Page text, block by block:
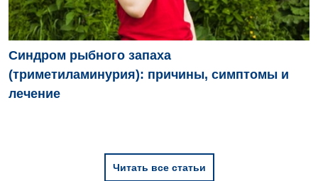
Синдром рыбного запаха
(триметиламинурия): причины, симптомы и
лечение
Читать все статьи